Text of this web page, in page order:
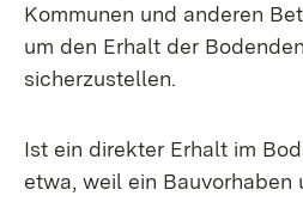
Kommunen und anderen
um den Erhalt der
sicherzustellen.
Ist ein direkter Erhalt im
etwa, weil ein Bauvorhaben